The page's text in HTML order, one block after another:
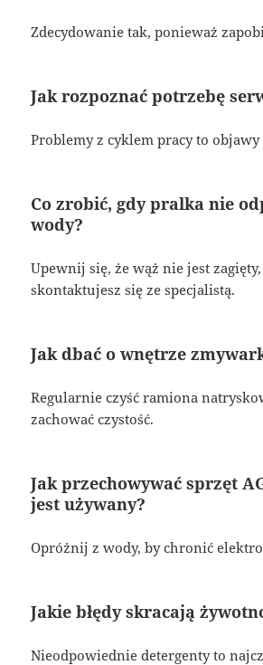
Zdecydowanie tak, ponieważ
Jak rozpoznać potrzebę
Problemy z cyklem pracy to
Co zrobić, gdy pralka nie
wody?
Upewnij się, że wąż nie jest
skontaktujesz się ze specjalistą.
Jak dbać o wnętrze
Regularnie czyść ramiona
zachować czystość.
Jak przechowywać sprzęt
jest używany?
Opróżnij z wody, by chronić
Jakie błędy skracają
Nieodpowiednie detergenty to